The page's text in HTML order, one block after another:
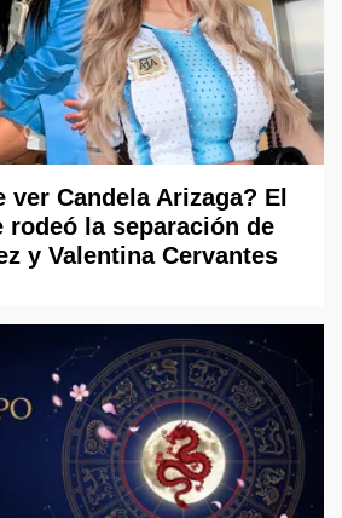
ver Candela Arizaga? El
rodeó la separación de
y Valentina Cervantes